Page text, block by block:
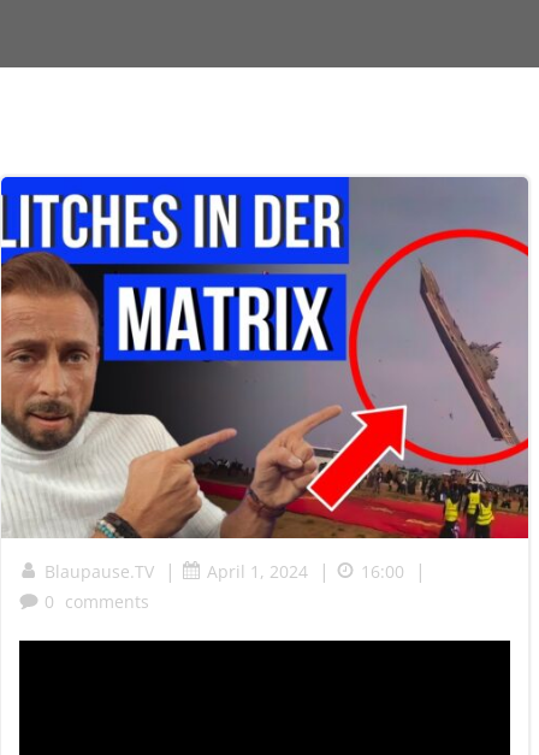
Blaupause.TV | April 1, 2024 | 16:00 |
0 comments